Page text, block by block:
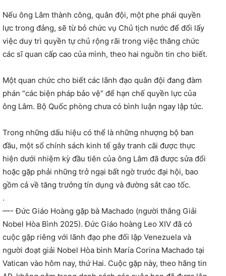
Nếu ông Lâm thành công, quân đội, một phe phái quyền
lực trong đảng, sẽ từ bỏ chức vụ Chủ tịch nước để đổi lấy
việc duy trì quyền tự chủ rộng rãi trong việc thăng chức
các sĩ quan cấp cao của mình, theo hai nguồn tin cho biết.
Một quan chức cho biết các lãnh đạo quân đội đang đàm
phán “các biện pháp bảo vệ” để hạn chế quyền lực của
ông Lâm. Bộ Quốc phòng chưa có bình luận ngay lập tức.
Trong những dấu hiệu có thể là những nhượng bộ ban
đầu, một số chính sách kinh tế gây tranh cãi được thực
hiện dưới nhiệm kỳ đầu tiên của ông Lâm đã được sửa đổi
hoặc gặp phải những trở ngại bất ngờ trước đại hội, bao
gồm cả về tăng trưởng tín dụng và đường sắt cao tốc.
.
—- Đức Giáo Hoàng gặp bà Machado (người thắng Giải
Nobel Hòa Bình 2025). Đức Giáo hoàng Leo XIV đã có
cuộc gặp riêng với lãnh đạo phe đối lập Venezuela và
người đoạt giải Nobel Hòa bình María Corina Machado tại
Vatican vào hôm nay, thứ Hai. Cuộc gặp này, theo hãng tin